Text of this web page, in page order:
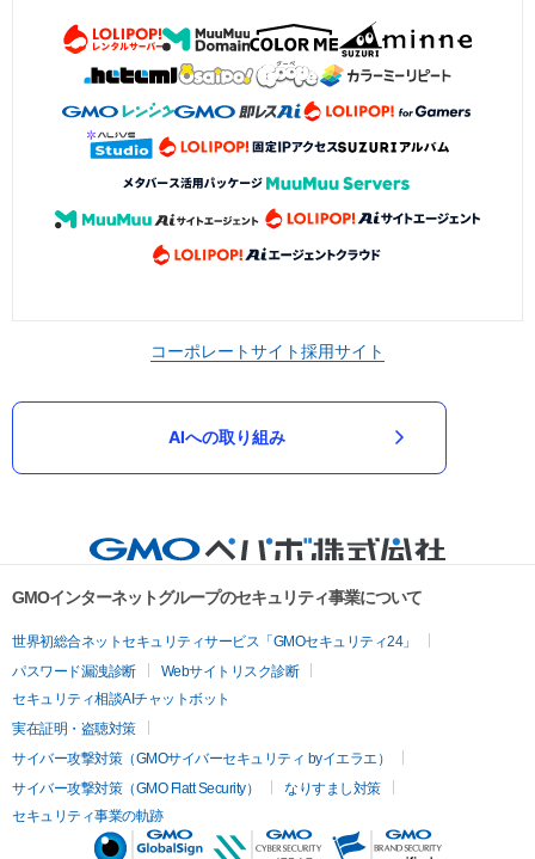
コーポレートサイト採用サイト
AIへの取り組み
GMOインターネットグループのセキュリティ事業について
世界初総合ネットセキュリティサービス「GMOセキュリティ24」
パスワード漏洩診断
Webサイトリスク診断
セキュリティ相談AIチャットボット
実在証明・盗聴対策
サイバー攻撃対策（GMOサイバーセキュリティ byイエラエ）
サイバー攻撃対策（GMO Flatt Security）
なりすまし対策
セキュリティ事業の軌跡